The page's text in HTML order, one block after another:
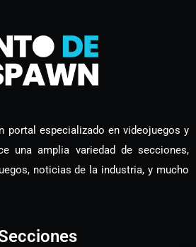
portal especializado en videojuegos y
una amplia variedad de secciones,
noticias de la industria, y mucho